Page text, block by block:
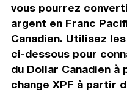
vous pourrez
argent en Franc
Canadien. Utilisez
ci-dessous pour
du Dollar Canadien à
change XPF à partir